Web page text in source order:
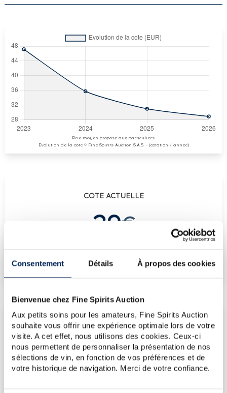
Consentement Détails À propos des cookies
Bienvenue chez Fine Spirits Auction
Aux petits soins pour les amateurs, Fine Spirits Auction
souhaite vous offrir une expérience optimale lors de votre
visite. A cet effet, nous utilisons des cookies. Ceux-ci
nous permettent de personnaliser la présentation de nos
sélections de vin, en fonction de vos préférences et de
votre historique de navigation. Merci de votre confiance.
Prix moyen proposé aux particuliers.
Evolution de la cote © Fine Spirits Auction S.A.S. - (cotation / année)
COTE ACTUELLE
29€
24€ (plus bas annuel)
LES DERNIÈRES ADJUDICATIONS
14/11/2025
30€
14/11/2025
23€
14/11/2025
27€